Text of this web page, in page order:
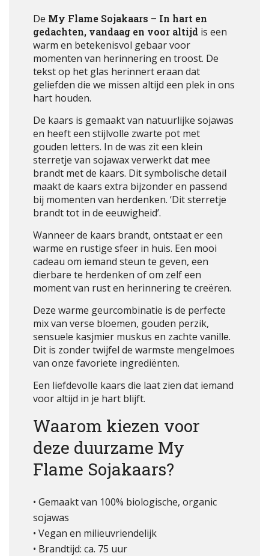
De My Flame Sojakaars – In hart en
gedachten, vandaag en voor altijd is een
warm en betekenisvol gebaar voor
momenten van herinnering en troost. De
tekst op het glas herinnert eraan dat
geliefden die we missen altijd een plek in ons
hart houden.
De kaars is gemaakt van natuurlijke sojawas
en heeft een stijlvolle zwarte pot met
gouden letters. In de was zit een klein
sterretje van sojawax verwerkt dat mee
brandt met de kaars. Dit symbolische detail
maakt de kaars extra bijzonder en passend
bij momenten van herdenken. ‘Dit sterretje
brandt tot in de eeuwigheid’.
Wanneer de kaars brandt, ontstaat er een
warme en rustige sfeer in huis. Een mooi
cadeau om iemand steun te geven, een
dierbare te herdenken of om zelf een
moment van rust en herinnering te creëren.
Deze warme geurcombinatie is de perfecte
mix van verse bloemen, gouden perzik,
sensuele kasjmier muskus en zachte vanille.
Dit is zonder twijfel de warmste mengelmoes
van onze favoriete ingrediënten.
Een liefdevolle kaars die laat zien dat iemand
voor altijd in je hart blijft.
Waarom kiezen voor
deze duurzame My
Flame Sojakaars?
• Gemaakt van 100% biologische, organic
sojawas
• Vegan en milieuvriendelijk
• Brandtijd: ca. 75 uur